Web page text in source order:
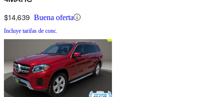
$14,639 Buena oferta
Incluye tarifas de conc.